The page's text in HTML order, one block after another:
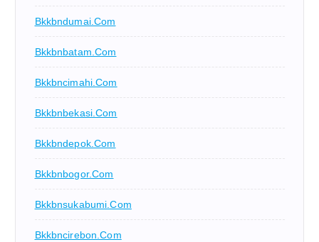
Bkkbndumai.com
Bkkbnbatam.com
Bkkbncimahi.com
Bkkbnbekasi.com
Bkkbndepok.com
Bkkbnbogor.com
Bkkbnsukabumi.com
Bkkbncirebon.com